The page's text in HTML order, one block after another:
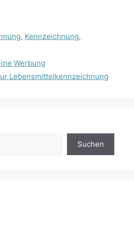
, Kennzeichnung,
Werbung
Lebensmittelkennzeichnung
Suchen